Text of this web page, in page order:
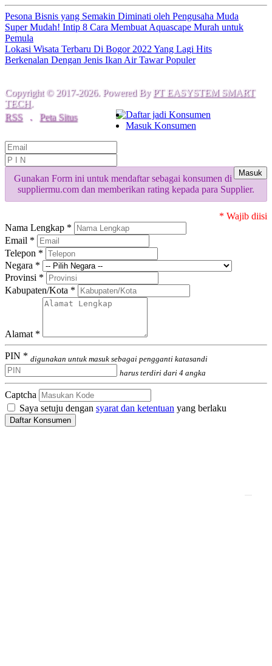
Pesona Bisnis yang Semakin Diminati oleh Pengusaha Muda
Super Mudah! Intip 8 Cara Membuat Aquascape Murah untuk
Pemula
Lokasi Wisata Terbaru Di Bogor 2022 Yang Lagi Hits
Berkenalan Dengan Jenis Ikan Air Tawar Populer
Copyright © 2017-2026. Powered By PT EASYSTEM SMART
TECH.
RSS
. Peta Situs
Daftar jadi Konsumen
Masuk Konsumen
Masuk
Gunakan Form ini untuk mendaftar sebagai konsumen di
suppliermu.com dan memberikan rating kepada para Supplier.
* Wajib diisi
Nama Lengkap *
Email *
Telepon *
Negara *
Provinsi *
Kabupaten/Kota *
Alamat *
PIN * digunakan untuk masuk sebagai pengganti katasandi
harus terdiri dari 4 angka
Captcha
Saya setuju dengan syarat dan ketentuan yang berlaku
Daftar Konsumen